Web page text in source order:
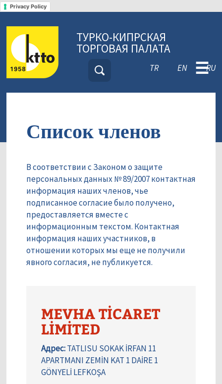
Privacy Policy
ТУРКО-КИПРСКАЯ
ТОРГОВАЯ ПАЛАТА
TR EN RU
☰
Список членов
В соответствии с Законом о защите
персональных данных № 89/2007 контактная
информация наших членов, чье
подписанное согласие было получено,
предоставляется вместе с
информационным текстом. Контактная
информация наших участников, в
отношении которых мы еще не получили
явного согласия, не публикуется.
MEVHA TİCARET
LİMİTED
Адрес:TATLISU SOKAK İRFAN 11
APARTMANI ZEMİN KAT 1 DAİRE 1
GÖNYELİ LEFKOŞA